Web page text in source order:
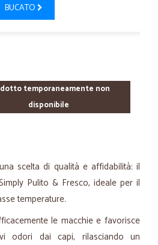
BUCATO
temporaneamente non
disponibile
scelta di qualità e affidabilità: il
Pulito & Fresco, ideale per il
temperature.
le macchie e favorisce
odori dai capi, rilasciando un